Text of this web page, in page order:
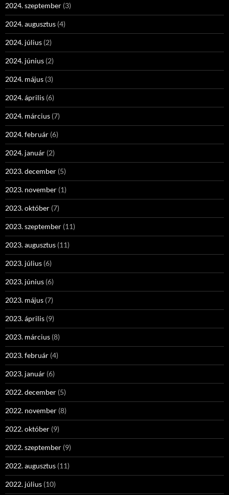
2024. szeptember (3)
2024. augusztus (4)
2024. július (2)
2024. június (2)
2024. május (3)
2024. április (6)
2024. március (7)
2024. február (6)
2024. január (2)
2023. december (5)
2023. november (1)
2023. október (7)
2023. szeptember (11)
2023. augusztus (11)
2023. július (6)
2023. június (6)
2023. május (7)
2023. április (9)
2023. március (8)
2023. február (4)
2023. január (6)
2022. december (5)
2022. november (8)
2022. október (9)
2022. szeptember (9)
2022. augusztus (11)
2022. július (10)